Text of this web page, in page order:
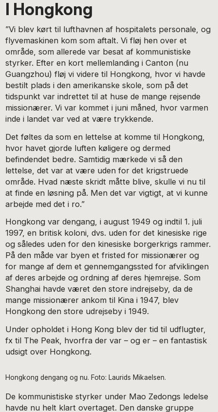
I Hongkong
”Vi blev kørt til lufthavnen af hospitalets personale, og
flyvemaskinen kom som aftalt. Vi fløj hen over et
område, som allerede var besat af kommunistiske
styrker. Efter en kort mellemlanding i Canton (nu
Guangzhou) fløj vi videre til Hongkong, hvor vi havde
bestilt plads i den amerikanske skole, som på det
tidspunkt var indrettet til at huse de mange rejsende
missionærer. Vi var kommet i juni måned, hvor varmen
inde i landet var ved at være trykkende.
Det føltes da som en lettelse at komme til Hongkong,
hvor havet gjorde luften køligere og dermed
befindendet bedre. Samtidig mærkede vi så den
lettelse, det var at være uden for det krigstruede
område. Hvad næste skridt måtte blive, skulle vi nu til
at finde en løsning på. Men det var vigtigt, at vi kunne
arbejde med det i ro.”
Hongkong var dengang, i august 1949 og indtil 1. juli
1997, en britisk koloni, dvs. uden for det kinesiske rige
og således uden for den kinesiske borgerkrigs rammer.
På den måde var byen et fristed for missionærer og
for mange af dem et gennemgangssted for afviklingen
af deres arbejde og ordning af deres hjemrejse. Som
Shanghai havde været den store indrejseby, da de
mange missionærer ankom til Kina i 1947, blev
Hongkong den store udrejseby i 1949.
Under opholdet i Hong Kong blev der tid til udflugter,
fx til The Peak, hvorfra der var – og er – en fantastisk
udsigt over Hongkong.
Hongkong dengang og nu. Foto: Laurids Mikaelsen.
De kommunistiske styrker under Mao Zedongs ledelse
havde nu helt klart overtaget. Den danske gruppe